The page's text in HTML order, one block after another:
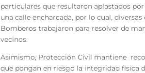
particulares que resultaron aplastados
una calle encharcada, por lo cual,
Bomberos trabajaron para resolver de
vecinos.
Asimismo, Protección Civil mantiene
que pongan en riesgo la integridad física